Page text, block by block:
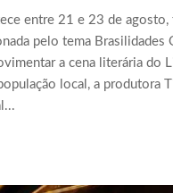
entre 21 e 23 de
pelo tema
a cena literária
local, a produtora